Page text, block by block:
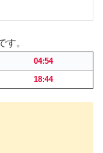
す。
04:54
18:44